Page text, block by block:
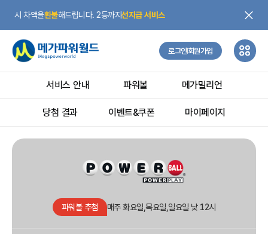
해드립니다. 2등까지선지급 서비스
로그인회원가입
서비스 안내 파워볼 메가밀리언
당첨 결과 이벤트&쿠폰 마이페이지
파워볼 추첨 매주 화요일,목요일,일요일 낮 12시